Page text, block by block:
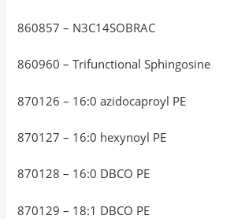
860857 – N3C14SOBRAC
860960 – Trifunctional Sphingosine
870126 – 16:0 azidocaproyl PE
870127 – 16:0 hexynoyl PE
870128 – 16:0 DBCO PE
870129 – 18:1 DBCO PE